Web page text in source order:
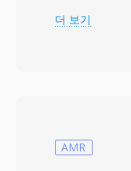
부로 사양되었
가능합니다. 이
더 보기
AMR